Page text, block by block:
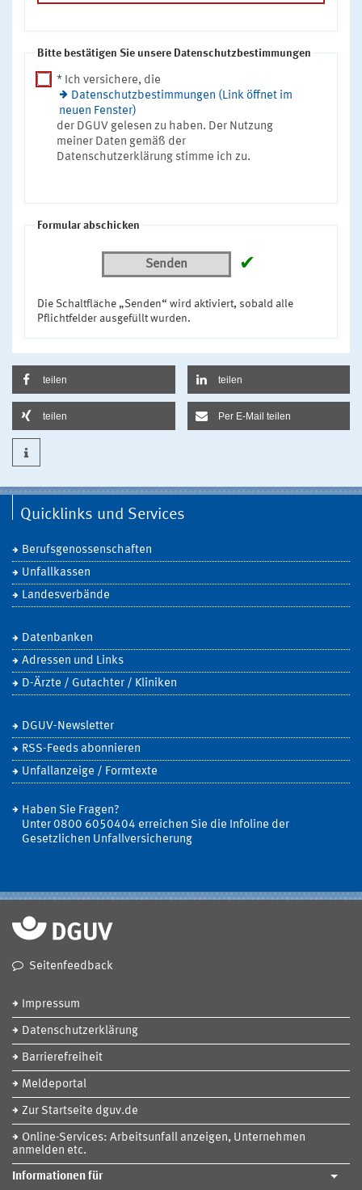
Bitte bestätigen Sie unsere Datenschutzbestimmungen
* Ich versichere, die
Datenschutzbestimmungen (Link öffnet im
neuen Fenster)
der DGUV gelesen zu haben. Der Nutzung
meiner Daten gemäß der
Datenschutzerklärung stimme ich zu.
Formular abschicken
Senden ✔
Die Schaltfläche „Senden“ wird aktiviert, sobald alle
Pflichtfelder ausgefüllt wurden.
teilen teilen
teilen Per E-Mail teilen
Quicklinks und Services
Berufsgenossenschaften
Unfallkassen
Landesverbände
Datenbanken
Adressen und Links
D-Ärzte / Gutachter / Kliniken
DGUV-Newsletter
RSS-Feeds abonnieren
Unfallanzeige / Formtexte
Haben Sie Fragen?
Unter 0800 6050404 erreichen Sie die Infoline der
Gesetzlichen Unfallversicherung
Seitenfeedback
Impressum
Datenschutzerklärung
Barrierefreiheit
Meldeportal
Zur Startseite dguv.de
Online-Services: Arbeitsunfall anzeigen, Unternehmen
anmelden etc.
Informationen für